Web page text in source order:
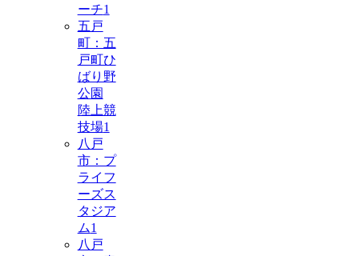
ーチ1
五戸
町：五
戸町ひ
ばり野
公園
陸上競
技場1
八戸
市：プ
ライフ
ーズス
タジア
ム1
八戸